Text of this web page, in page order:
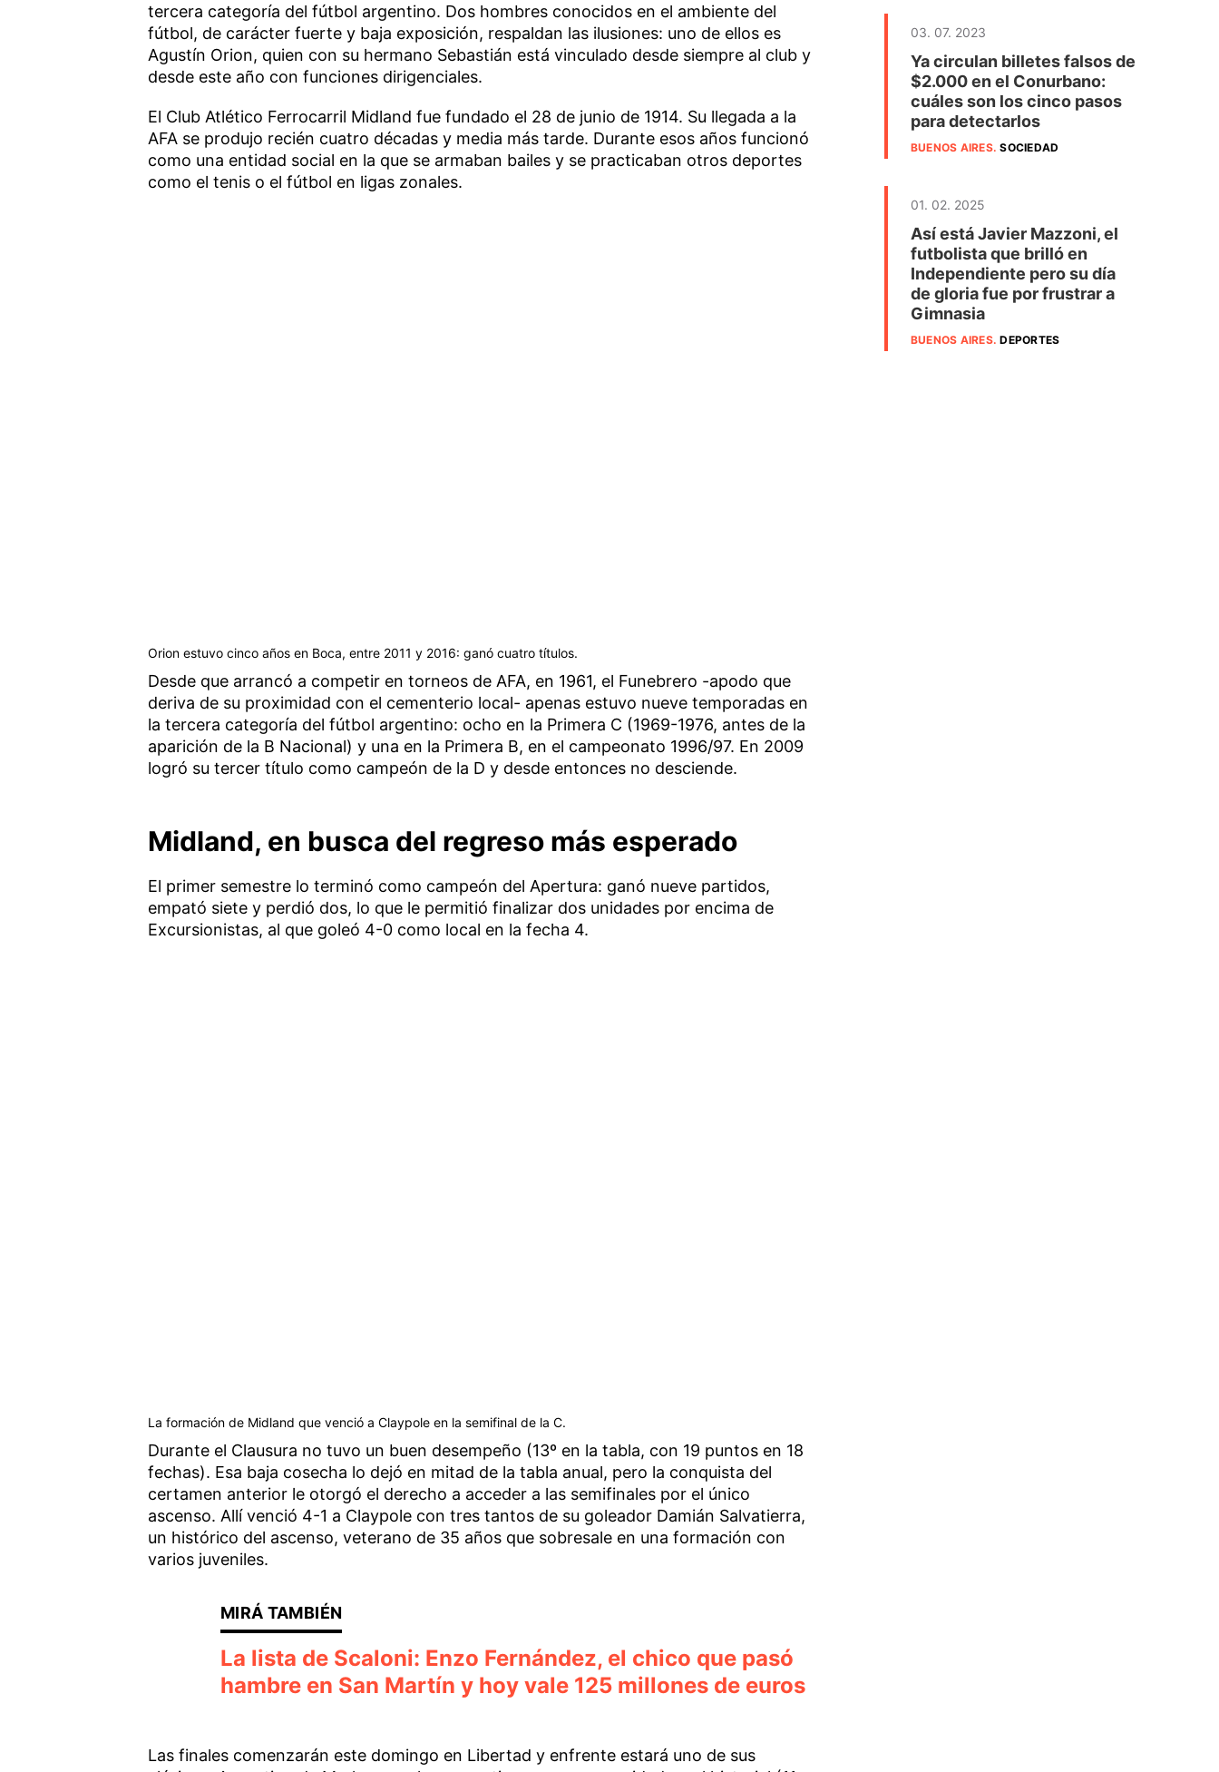
tercera categoría del fútbol argentino. Dos hombres conocidos en el ambiente del
fútbol, de carácter fuerte y baja exposición, respaldan las ilusiones: uno de ellos es
Agustín Orion, quien con su hermano Sebastián está vinculado desde siempre al club y
desde este año con funciones dirigenciales.
El Club Atlético Ferrocarril Midland fue fundado el 28 de junio de 1914. Su llegada a la
AFA se produjo recién cuatro décadas y media más tarde. Durante esos años funcionó
como una entidad social en la que se armaban bailes y se practicaban otros deportes
como el tenis o el fútbol en ligas zonales.
Orion estuvo cinco años en Boca, entre 2011 y 2016: ganó cuatro títulos.
Desde que arrancó a competir en torneos de AFA, en 1961, el Funebrero -apodo que
deriva de su proximidad con el cementerio local- apenas estuvo nueve temporadas en
la tercera categoría del fútbol argentino: ocho en la Primera C (1969-1976, antes de la
aparición de la B Nacional) y una en la Primera B, en el campeonato 1996/97. En 2009
logró su tercer título como campeón de la D y desde entonces no desciende.
Midland, en busca del regreso más esperado
El primer semestre lo terminó como campeón del Apertura: ganó nueve partidos,
empató siete y perdió dos, lo que le permitió finalizar dos unidades por encima de
Excursionistas, al que goleó 4-0 como local en la fecha 4.
La formación de Midland que venció a Claypole en la semifinal de la C.
Durante el Clausura no tuvo un buen desempeño (13º en la tabla, con 19 puntos en 18
fechas). Esa baja cosecha lo dejó en mitad de la tabla anual, pero la conquista del
certamen anterior le otorgó el derecho a acceder a las semifinales por el único
ascenso. Allí venció 4-1 a Claypole con tres tantos de su goleador Damián Salvatierra,
un histórico del ascenso, veterano de 35 años que sobresale en una formación con
varios juveniles.
La lista de Scaloni: Enzo Fernández, el chico que pasó
hambre en San Martín y hoy vale 125 millones de euros
Las finales comenzarán este domingo en Libertad y enfrente estará uno de sus
03. 07. 2023
Ya circulan billetes falsos de
$2.000 en el Conurbano:
cuáles son los cinco pasos
para detectarlos
BUENOS AIRES.SOCIEDAD
01. 02. 2025
Así está Javier Mazzoni, el
futbolista que brilló en
Independiente pero su día
de gloria fue por frustrar a
Gimnasia
BUENOS AIRES.DEPORTES